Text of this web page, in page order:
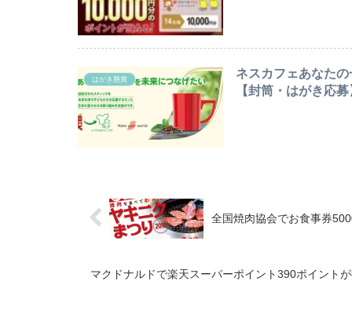
はがき懸賞
ネスカフェあなた
【封筒・はがき応
全国焼肉協会でお食事券
マクドナルドで楽天スーパーポイント390ポイント